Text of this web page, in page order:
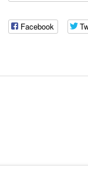
Facebook